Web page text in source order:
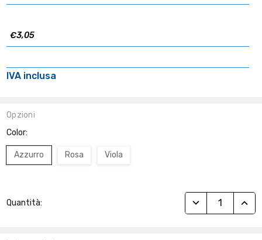
€3,05
IVA inclusa
Opzioni
Color:
Azzurro Rosa Viola
Attuale:
Quantità: RIDUCI